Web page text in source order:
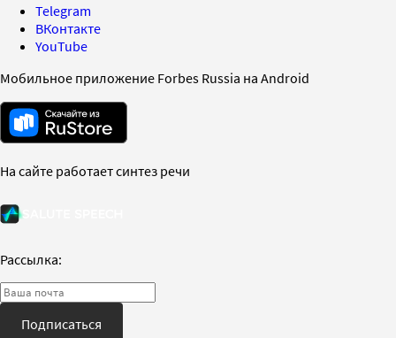
Telegram
ВКонтакте
YouTube
Мобильное приложение Forbes Russia на Android
На сайте работает синтез речи
Рассылка:
Подписаться